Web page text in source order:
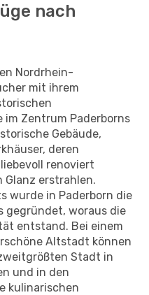
nach
Nordrhein-
mit ihrem
im Zentrum Paderborns
Gebäude,
deren
renoviert
erstrahlen.
wurde in Paderborn die
gegründet, woraus die
entstand. Bei einem
Altstadt können
Stadt in
und in den
kulinarischen